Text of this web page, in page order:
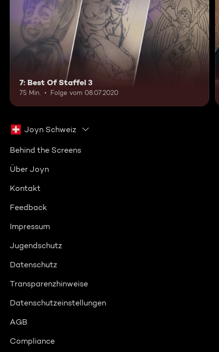
7: Best Of Staffel 3
75 Min. Folge vom 08.07.2020
Joyn Schweiz
Behind the Screens
Über Joyn
Kontakt
Feedback
Impressum
Jugendschutz
Datenschutz
Transparenzhinweise
Datenschutzeinstellungen
AGB
Compliance